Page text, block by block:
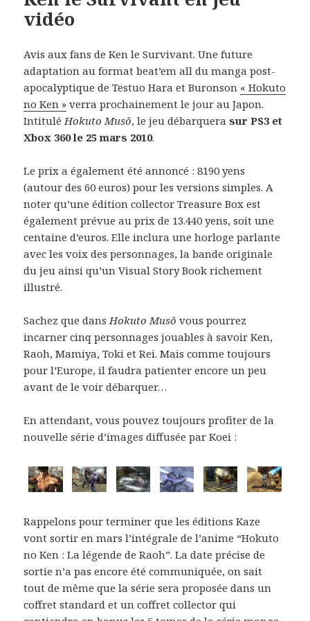
vidéo
Avis aux fans de Ken le Survivant. Une future
adaptation au format beat’em all du manga post-
apocalyptique de Testuo Hara et Buronson « Hokuto
no Ken » verra prochainement le jour au Japon.
IntituléHokuto Musô, le jeu débarquerasur PS3 et
Xbox 360 le 25 mars 2010.
Le prix a également été annoncé : 8190 yens
(autour des 60 euros) pour les versions simples. A
noter qu’une édition collector Treasure Box est
également prévue au prix de 13.440 yens, soit une
centaine d’euros. Elle inclura une horloge parlante
avec les voix des personnages, la bande originale
du jeu ainsi qu’un Visual Story Book richement
illustré.
Sachez que dansHokuto Musô vous pourrez
incarner cinq personnages jouables à savoir Ken,
Raoh, Mamiya, Toki et Rei. Mais comme toujours
pour l’Europe, il faudra patienter encore un peu
avant de le voir débarquer…
En attendant, vous pouvez toujours profiter de la
nouvelle série d’images diffusée par Koei :
Rappelons pour terminer que les éditions Kaze
vont sortir en mars l’intégrale de l’anime “Hokuto
no Ken : La légende de Raoh”. La date précise de
sortie n’a pas encore été communiquée, on sait
tout de même que la série sera proposée dans un
coffret standard et un coffret collector qui